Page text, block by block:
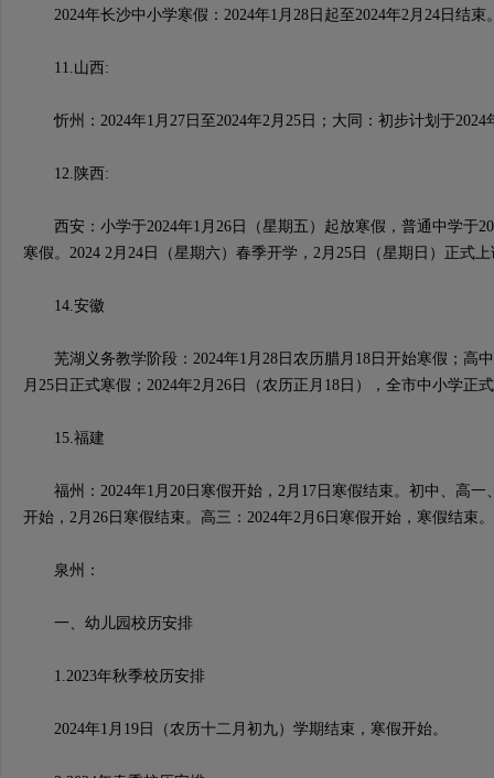
2024年长沙中小学寒假：2024年1月28日起至2024年2月24日结束
11.山西:
忻州：2024年1月27日至2024年2月25日；大同：初步计划于2024
12.陕西:
西安：小学于2024年1月26日（星期五）起放寒假，普通中学于
寒假。2024 2月24日（星期六）春季开学，2月25日（星期日）正式
14.安徽
芜湖义务教学阶段：2024年1月28日农历腊月18日开始寒假；高中
月25日正式寒假；2024年2月26日（农历正月18日），全市中小学正
15.福建
福州：2024年1月20日寒假开始，2月17日寒假结束。初中、高一
开始，2月26日寒假结束。高三：2024年2月6日寒假开始，寒假结束。
泉州：
一、幼儿园校历安排
1.2023年秋季校历安排
2024年1月19日（农历十二月初九）学期结束，寒假开始。